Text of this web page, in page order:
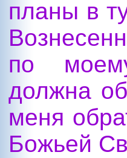
планы в
по
должна
меня
Божьей